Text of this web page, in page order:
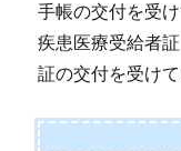
手帳の交付を受
疾患医療受給者
証の交付を受け